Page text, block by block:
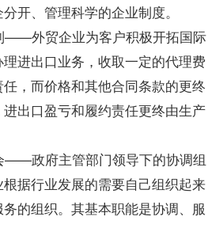
开、管理科学的企业制度。
外贸企业为客户积极开拓国际
进出口业务，收取一定的代理费
，而价格和其他合同条款的更终
出口盈亏和履约责任更终由生产
政府主管部门领导下的协调组
据行业发展的需要自己组织起来
的组织。其基本职能是协调、服